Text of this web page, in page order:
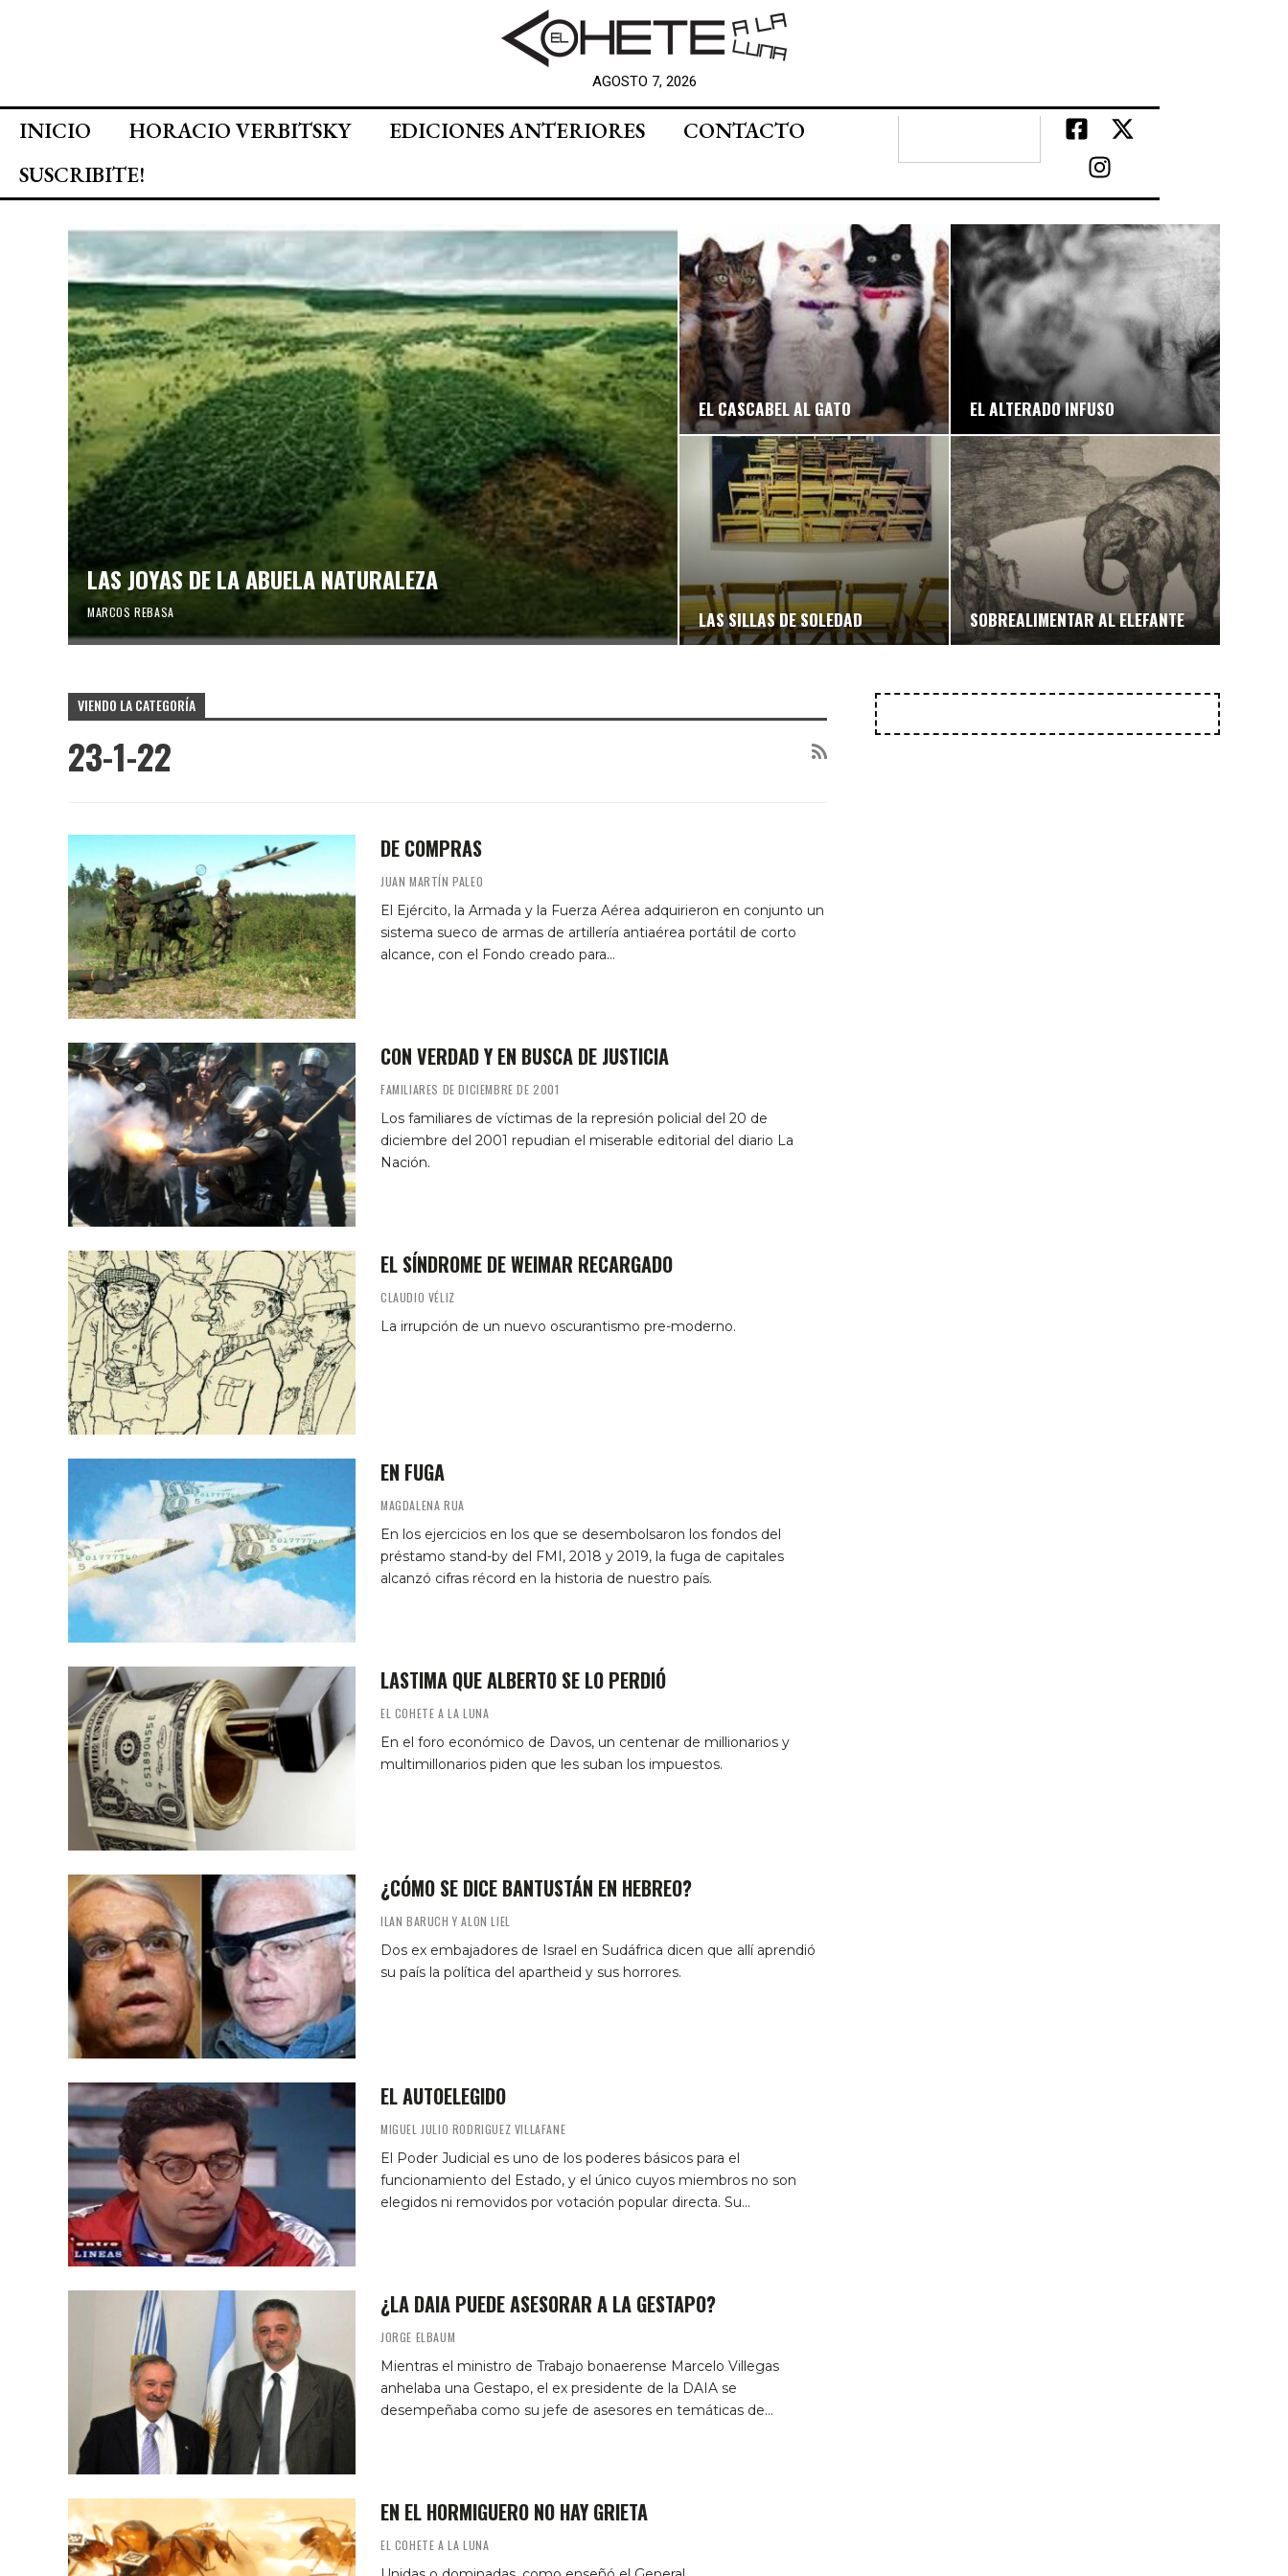
AGOSTO 7, 2026
INICIO HORACIO VERBITSKY EDICIONES ANTERIORES
CONTACTO
SUSCRIBITE!
LAS JOYAS DE LA ABUELA NATURALEZA
MARCOS REBASA
EL CASCABEL AL GATO EL ALTERADO INFUSO
LAS SILLAS DE SOLEDAD SOBREALIMENTAR AL ELEFANTE
VIENDO LA CATEGORÍA
23-1-22
DE COMPRAS
JUAN MARTÍN PALEO
El Ejército, la Armada y la Fuerza Aérea adquirieron en conjunto un
sistema sueco de armas de artillería antiaérea portátil de corto
alcance, con el Fondo creado para…
CON VERDAD Y EN BUSCA DE JUSTICIA
FAMILIARES DE DICIEMBRE DE 2001
Los familiares de víctimas de la represión policial del 20 de
diciembre del 2001 repudian el miserable editorial del diario La
Nación.
EL SÍNDROME DE WEIMAR RECARGADO
CLAUDIO VÉLIZ
La irrupción de un nuevo oscurantismo pre-moderno.
EN FUGA
MAGDALENA RUA
En los ejercicios en los que se desembolsaron los fondos del
préstamo stand-by del FMI, 2018 y 2019, la fuga de capitales
alcanzó cifras récord en la historia de nuestro país.
LASTIMA QUE ALBERTO SE LO PERDIÓ
EL COHETE A LA LUNA
En el foro económico de Davos, un centenar de millionarios y
multimillonarios piden que les suban los impuestos.
¿CÓMO SE DICE BANTUSTÁN EN HEBREO?
ILAN BARUCH Y ALON LIEL
Dos ex embajadores de Israel en Sudáfrica dicen que allí aprendió
su país la política del apartheid y sus horrores.
EL AUTOELEGIDO
MIGUEL JULIO RODRIGUEZ VILLAFANE
El Poder Judicial es uno de los poderes básicos para el
funcionamiento del Estado, y el único cuyos miembros no son
elegidos ni removidos por votación popular directa. Su…
¿LA DAIA PUEDE ASESORAR A LA GESTAPO?
JORGE ELBAUM
Mientras el ministro de Trabajo bonaerense Marcelo Villegas
anhelaba una Gestapo, el ex presidente de la DAIA se
desempeñaba como su jefe de asesores en temáticas de…
EN EL HORMIGUERO NO HAY GRIETA
EL COHETE A LA LUNA